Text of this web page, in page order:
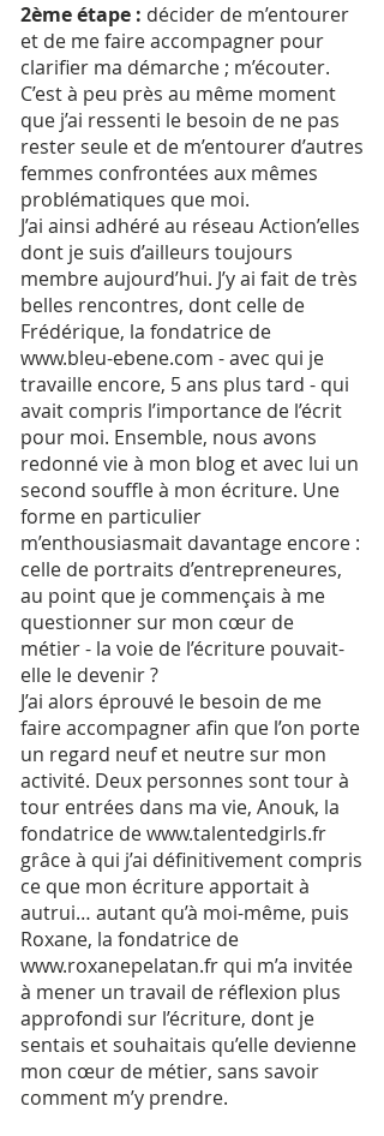
2ème étape : décider de m’entourer
et de me faire accompagner pour
clarifier ma démarche ; m’écouter.
C’est à peu près au même moment
que j’ai ressenti le besoin de ne pas
rester seule et de m’entourer d’autres
femmes confrontées aux mêmes
problématiques que moi.
J’ai ainsi adhéré au réseau Action’elles
dont je suis d’ailleurs toujours
membre aujourd’hui. J’y ai fait de très
belles rencontres, dont celle de
Frédérique, la fondatrice de
www.bleu-ebene.com - avec qui je
travaille encore, 5 ans plus tard - qui
avait compris l’importance de l’écrit
pour moi. Ensemble, nous avons
redonné vie à mon blog et avec lui un
second souffle à mon écriture. Une
forme en particulier
m’enthousiasmait davantage encore :
celle de portraits d’entrepreneures,
au point que je commençais à me
questionner sur mon cœur de
métier - la voie de l’écriture pouvait-
elle le devenir ?
J’ai alors éprouvé le besoin de me
faire accompagner afin que l’on porte
un regard neuf et neutre sur mon
activité. Deux personnes sont tour à
tour entrées dans ma vie, Anouk, la
fondatrice de www.talentedgirls.fr
grâce à qui j’ai définitivement compris
ce que mon écriture apportait à
autrui… autant qu’à moi-même, puis
Roxane, la fondatrice de
www.roxanepelatan.fr qui m’a invitée
à mener un travail de réflexion plus
approfondi sur l’écriture, dont je
sentais et souhaitais qu’elle devienne
mon cœur de métier, sans savoir
comment m’y prendre.